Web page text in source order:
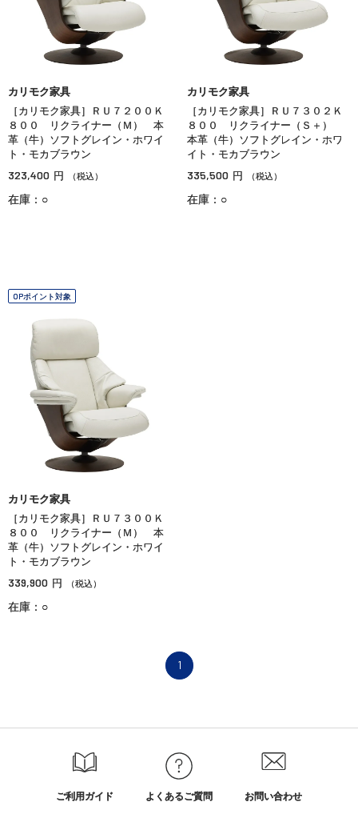
カリモク家具
［カリモク家具］ＲＵ７２００Ｋ
８００ リクライナー（Ｍ） 本
革（牛）ソフトグレイン・ホワイ
ト・モカブラウン
323,400 円 （税込）
在庫：○
カリモク家具
［カリモク家具］ＲＵ７３０２Ｋ
８００ リクライナー（Ｓ＋）
本革（牛）ソフトグレイン・ホワ
イト・モカブラウン
335,500 円 （税込）
在庫：○
OPポイント対象
カリモク家具
［カリモク家具］ＲＵ７３００Ｋ
８００ リクライナー（Ｍ） 本
革（牛）ソフトグレイン・ホワイ
ト・モカブラウン
339,900 円 （税込）
在庫：○
1
ご利用ガイド よくあるご質問 お問い合わせ